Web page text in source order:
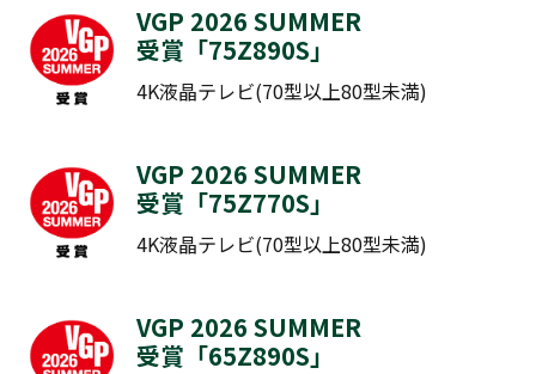
VGP 2026 SUMMER
受賞「75Z890S​​​​​​」
4K液晶テレビ(70型以上80型未満)
VGP 2026 SUMMER
受賞「75Z770S​​​​​​」
4K液晶テレビ(70型以上80型未満)
VGP 2026 SUMMER
受賞「65Z890S​​​​​​」